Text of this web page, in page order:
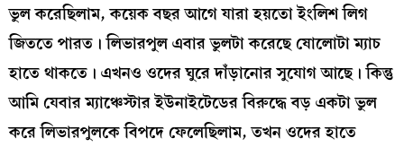
ভুল করেছিলাম, কয়েক বছর আগে যারা হয়তো ইংলিশ লিগ
জিততে পারত। লিভারপুল এবার ভুলটা করেছে ষোলোটা ম্যাচ
হাতে থাকতে। এখনও ওদের ঘুরে দাঁড়ানোর সুযোগ আছে। কিন্তু
আমি যেবার ম্যাঞ্চেস্টার ইউনাইটেডের বিরুদ্ধে বড় একটা ভুল
করে লিভারপুলকে বিপদে ফেলেছিলাম, তখন ওদের হাতে